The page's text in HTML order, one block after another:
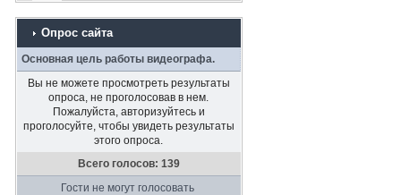
Опрос сайта
Основная цель работы видеографа.
Вы не можете просмотреть результаты
опроса, не проголосовав в нем.
Пожалуйста, авторизуйтесь и
проголосуйте, чтобы увидеть результаты
этого опроса.
Всего голосов: 139
Гости не могут голосовать